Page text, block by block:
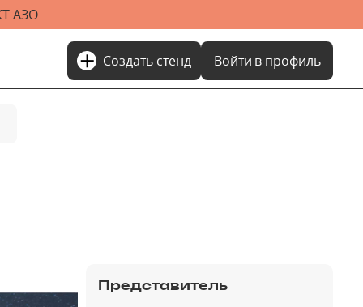
АЗО
add Создать стенд Войти в профиль
Представитель